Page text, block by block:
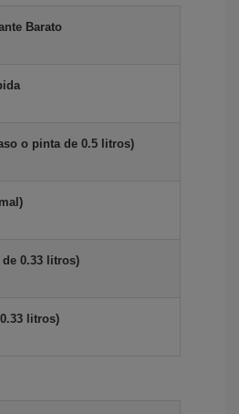
Barato
o pinta de 0.5 litros)
de 0.33 litros)
litros)